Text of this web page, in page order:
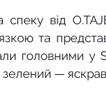
спеку від
та
головними у
—